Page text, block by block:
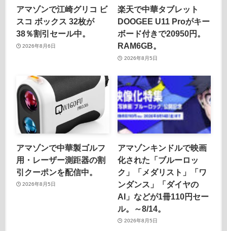
アマゾンで江崎グリコ ビ
スコ ボックス 32枚が
38％割引セール中。
2026年8月6日
楽天で中華タブレット
DOOGEE U11 Proがキー
ボード付きで20950円。
RAM6GB。
2026年8月5日
アマゾンで中華製ゴルフ
用・レーザー測距器の割
引クーポンを配信中。
2026年8月5日
アマゾンキンドルで映画
化された「ブルーロッ
ク」「メダリスト」「ワ
ンダンス」「ダイヤの
AI」などが1冊110円セー
ル。～8/14。
2026年8月5日